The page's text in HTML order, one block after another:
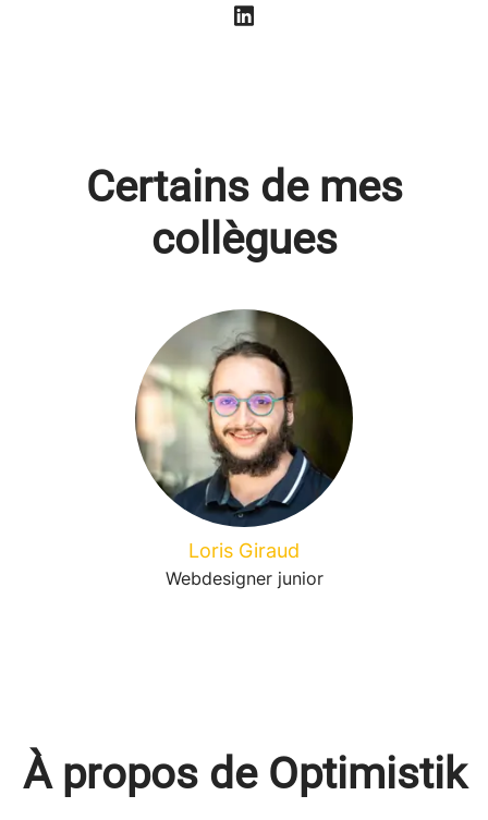
Certains de mes
collègues
Loris Giraud
Webdesigner junior
À propos de Optimistik